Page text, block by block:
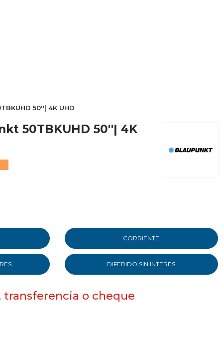
50''| 4K UHD
50TBKUHD 50''| 4K
CORRIENTE
DIFERIDO SIN INTERES
transferencia o cheque